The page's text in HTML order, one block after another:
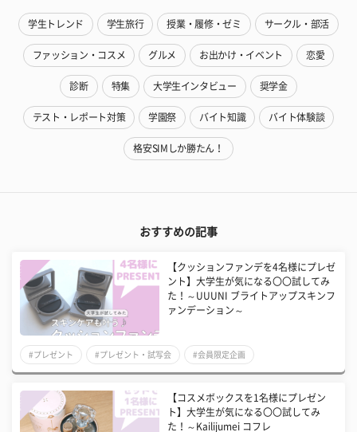
学生トレンド 学生旅行 授業・履修・ゼミ サークル・部活
ファッション・コスメ グルメ お出かけ・イベント 恋愛
診断 特集 大学生インタビュー 奨学金
テスト・レポート対策 学園祭 バイト知識 バイト体験談
格安SIMしか勝たん！
おすすめの記事
【クッションファンデを4名様にプレゼ
ント】大学生が気になる〇〇試してみ
た！～UUUNI ブライトアップスキンフ
ァンデーション～
#プレゼント #プレゼント・試写会 #会員限定企画
【コスメボックスを1名様にプレゼン
ト】大学生が気になる〇〇試してみ
た！～Kailijumei コフレ